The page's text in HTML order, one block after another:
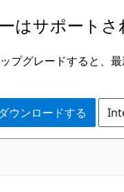
はサポートさ
プグレードすると、
ウンロードする